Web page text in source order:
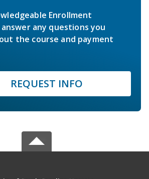
Enrollment
any questions you
the course and payment
REQUEST INFO